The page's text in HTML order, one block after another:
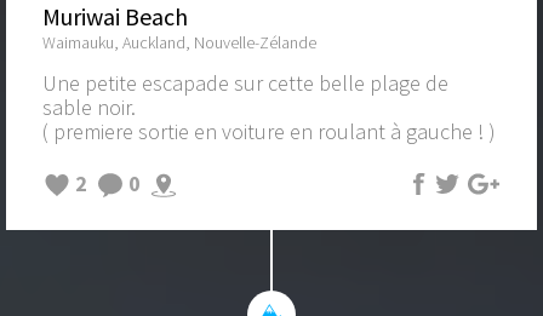
Muriwai Beach
Waimauku, Auckland, Nouvelle-Zélande
Une petite escapade sur cette belle plage de
sable noir.
( premiere sortie en voiture en roulant à gauche ! )
2
0